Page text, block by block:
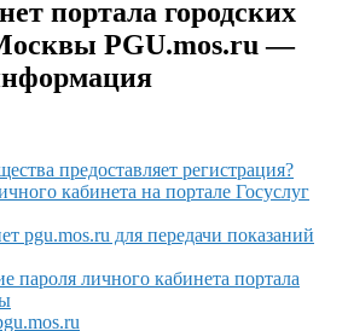
портала городских
PGU.mos.ru —
предоставляет регистрация?
кабинета на портале Госуслуг
pgu.mos.ru для передачи показаний
пароля личного кабинета портала